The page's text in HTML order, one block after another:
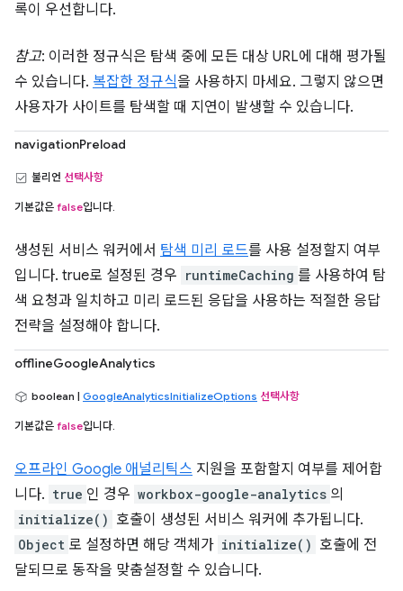
록이 우선합니다.
참고: 이러한 정규식은 탐색 중에 모든 대상 URL에 대해 평가될
수 있습니다. 복잡한 정규식을 사용하지 마세요. 그렇지 않으면
사용자가 사이트를 탐색할 때 지연이 발생할 수 있습니다.
navigationPreload
불리언 선택사항
기본값은 false입니다.
생성된 서비스 워커에서 탐색 미리 로드를 사용 설정할지 여부
입니다. true로 설정된 경우 runtimeCaching 를 사용하여 탐
색 요청과 일치하고 미리 로드된 응답을 사용하는 적절한 응답
전략을 설정해야 합니다.
offlineGoogleAnalytics
boolean | GoogleAnalyticsInitializeOptions 선택사항
기본값은 false입니다.
오프라인 Google 애널리틱스 지원을 포함할지 여부를 제어합
니다. true 인 경우 workbox-google-analytics 의
initialize() 호출이 생성된 서비스 워커에 추가됩니다.
Object 로 설정하면 해당 객체가 initialize() 호출에 전
달되므로 동작을 맞춤설정할 수 있습니다.